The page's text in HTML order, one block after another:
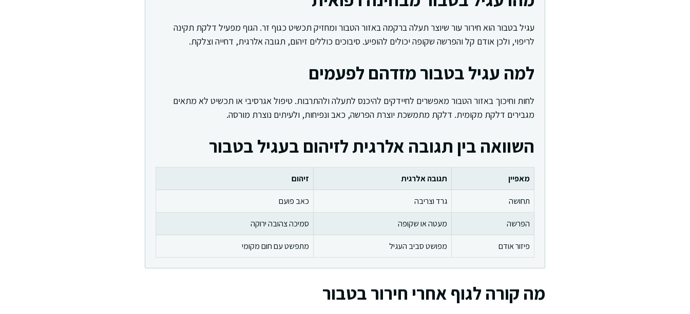
עגיל בטבור הוא חירור עור שיוצר תעלה ברקמה באזור הטבור ומחזיק תכשיט כגוף זר. הגוף מפעיל דלקת תקינה
לריפוי, ולכן אודם קל והפרשה שקופה יכולים להופיע. סיבוכים כוללים זיהום, תגובה אלרגית, דחייה וצלקת.
למה עגיל בטבור מזדהם לפעמים
לחות וחיכוך באזור הטבור מאפשרים לחיידקים להיכנס לתעלה ולהתרבות. טיפול אגרסיבי או תכשיט לא מתאים
מגבירים דלקת מקומית. דלקת מתמשכת יוצרת הפרשה, כאב ונפיחות, ולעיתים נוצרת מורסה.
השוואה בין תגובה אלרגית לזיהום בעגיל בטבור
מאפיין תגובה אלרגית
זיהום
תחושה
גרד וצריבה
כאב פועם
הפרשה
מעטה או שקופה
סמיכה צהובה ירוקה
פיזור אודם
מפושט סביב העגיל מתפשט עם חום מקומי
מה קורה לגוף אחרי חירור בטבור